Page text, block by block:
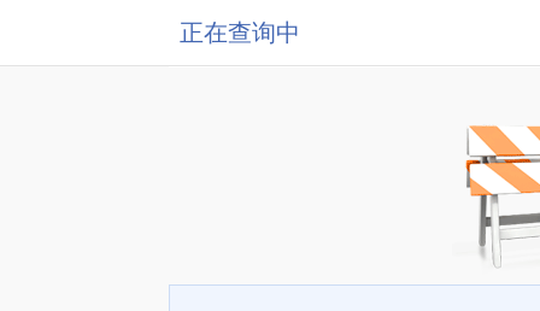
正在查询中